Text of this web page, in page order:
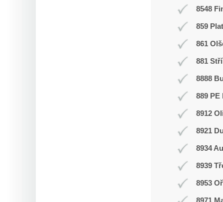
8548
859
861
881
8888
889 PE
8912
8921
8934
8939
8953